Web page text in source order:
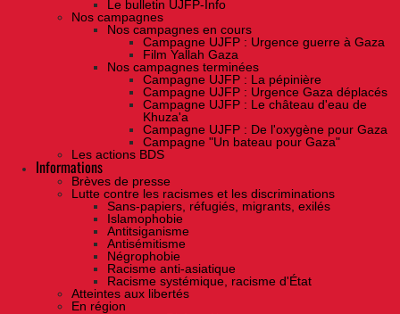
Le bulletin UJFP-Info
Nos campagnes
Nos campagnes en cours
Campagne UJFP : Urgence guerre à Gaza
Film Yallah Gaza
Nos campagnes terminées
Campagne UJFP : La pépinière
Campagne UJFP : Urgence Gaza déplacés
Campagne UJFP : Le château d'eau de
Khuza'a
Campagne UJFP : De l'oxygène pour Gaza
Campagne "Un bateau pour Gaza"
Les actions BDS
Informations
Brèves de presse
Lutte contre les racismes et les discriminations
Sans-papiers, réfugiés, migrants, exilés
Islamophobie
Antitsiganisme
Antisémitisme
Négrophobie
Racisme anti-asiatique
Racisme systémique, racisme d'État
Atteintes aux libertés
En région